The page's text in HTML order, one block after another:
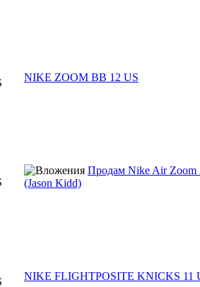
NIKE ZOOM BB 12 US
Продам Nike Air Zoom
(Jason Kidd)
NIKE FLIGHTPOSITE KNICKS 11